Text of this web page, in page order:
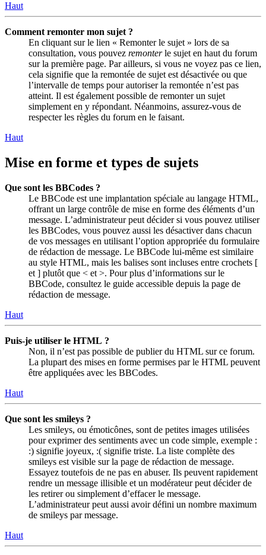
Haut
Comment remonter mon sujet ?
En cliquant sur le lien « Remonter le sujet » lors de sa
consultation, vous pouvez remonterle sujet en haut du forum
sur la première page. Par ailleurs, si vous ne voyez pas ce lien,
cela signifie que la remontée de sujet est désactivée ou que
l’intervalle de temps pour autoriser la remontée n’est pas
atteint. Il est également possible de remonter un sujet
simplement en y répondant. Néanmoins, assurez-vous de
respecter les règles du forum en le faisant.
Haut
Mise en forme et types de sujets
Que sont les BBCodes ?
Le BBCode est une implantation spéciale au langage HTML,
offrant un large contrôle de mise en forme des éléments d’un
message. L’administrateur peut décider si vous pouvez utiliser
les BBCodes, vous pouvez aussi les désactiver dans chacun
de vos messages en utilisant l’option appropriée du formulaire
de rédaction de message. Le BBCode lui-même est similaire
au style HTML, mais les balises sont incluses entre crochets [
et ] plutôt que < et >. Pour plus d’informations sur le
BBCode, consultez le guide accessible depuis la page de
rédaction de message.
Haut
Puis-je utiliser le HTML ?
Non, il n’est pas possible de publier du HTML sur ce forum.
La plupart des mises en forme permises par le HTML peuvent
être appliquées avec les BBCodes.
Haut
Que sont les smileys ?
Les smileys, ou émoticônes, sont de petites images utilisées
pour exprimer des sentiments avec un code simple, exemple :
:) signifie joyeux, :( signifie triste. La liste complète des
smileys est visible sur la page de rédaction de message.
Essayez toutefois de ne pas en abuser. Ils peuvent rapidement
rendre un message illisible et un modérateur peut décider de
les retirer ou simplement d’effacer le message.
L’administrateur peut aussi avoir défini un nombre maximum
de smileys par message.
Haut